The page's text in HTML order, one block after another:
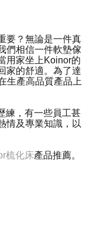
要？無論是一件真
們相信一件軟墊傢
用家坐上Koinor的
家的舒適。為了達
生產高品質產品上
練，有一些員工甚
情及專業知識，以
梳化床產品推薦。